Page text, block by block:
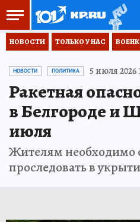
НОВОСТИ ТОЛЬКО У НАС
НОВОСТИ ПОЛИТИКА 5 июля 2026
Ракетная
в Белгороде и
июля
Жителям необходимо
проследовать в